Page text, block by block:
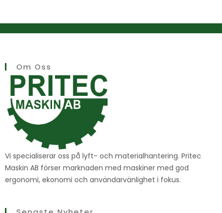
Om Oss
Vi specialiserar oss på lyft- och materialhantering. Pritec
Maskin AB förser marknaden med maskiner med god
ergonomi, ekonomi och användarvänlighet i fokus.